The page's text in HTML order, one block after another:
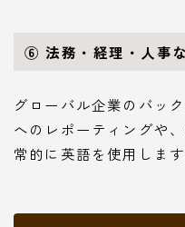
⑥ 法務・経理・人事
グローバル企業のバッ
へのレポーティングや
常的に英語を使用します